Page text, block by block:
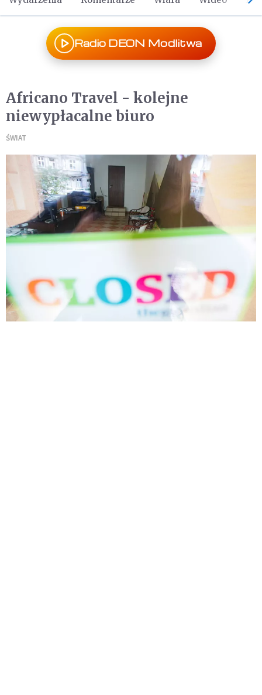
Radio DEON Modlitwa
Africano Travel - kolejne
niewypłacalne biuro
ŚWIAT